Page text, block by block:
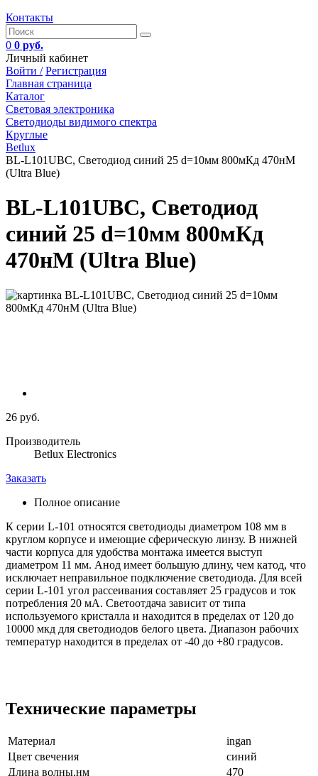
Контакты
0 0 руб.
Личный кабинет
Войти / Регистрация
Главная страница
Каталог
Световая электроника
Светодиоды видимого спектра
Круглые
Betlux
BL-L101UBC, Светодиод синий 25 d=10мм 800мКд 470нМ
(Ultra Blue)
BL-L101UBC, Светодиод
синий 25 d=10мм 800мКд
470нМ (Ultra Blue)
26 руб.
Производитель
Betlux Electronics
Заказать
Полное описание
К серии L-101 относятся светодиоды диаметром 108 мм в
круглом корпусе и имеющие сферическую линзу. В нижней
части корпуса для удобства монтажа имеется выступ
диаметром 11 мм. Анод имеет большую длину, чем катод, что
исключает неправильное подключение светодиода. Для всей
серии L-101 угол рассеивания составляет 25 градусов и ток
потребления 20 мА. Светоотдача зависит от типа
используемого кристалла и находится в пределах от 120 до
10000 мкд для светодиодов белого цвета. Диапазон рабочих
температур находится в пределах от -40 до +80 градусов.
Технические параметры
Материал
ingan
Цвет свечения
синий
Длина волны,нм
470